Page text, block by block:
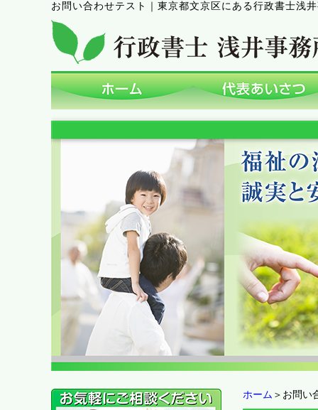
お問い合わせテスト 東京都文京区にある行政書士浅
ホーム ＞お問い